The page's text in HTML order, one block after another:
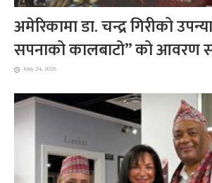
अमेरिकामा डा. चन्द्र गिरीको
सपनाको कालबाटो” को आवरण
May 24, 2026